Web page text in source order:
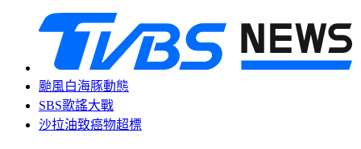
颱風白海豚動態
SBS歌謠大戰
沙拉油致癌物超標